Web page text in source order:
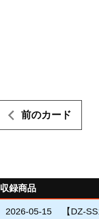
前のカード
収録商品
2026-05-15 【DZ-